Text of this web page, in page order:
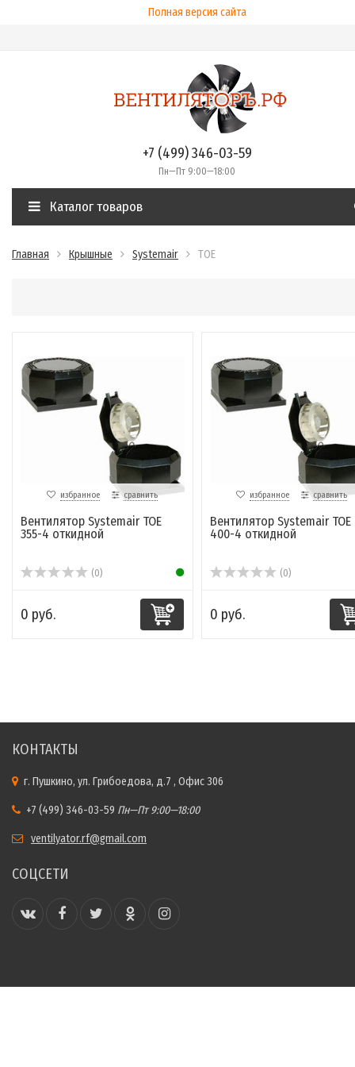
Полная версия сайта
+7 (499) 346-03-59
Пн—Пт 9:00—18:00
Каталог товаров
Главная Крышные Systemair TOE
избранное сравнить
Вентилятор Systemair TOE
355-4 откидной
(0)
0 руб.
избранное сравнить
Вентилятор Systemair TOE
400-4 откидной
(0)
0 руб.
КОНТАКТЫ
г. Пушкино, ул. Грибоедова, д.7 , Офис 306
+7 (499) 346-03-59 Пн—Пт 9:00—18:00
ventilyator.rf@gmail.com
СОЦСЕТИ